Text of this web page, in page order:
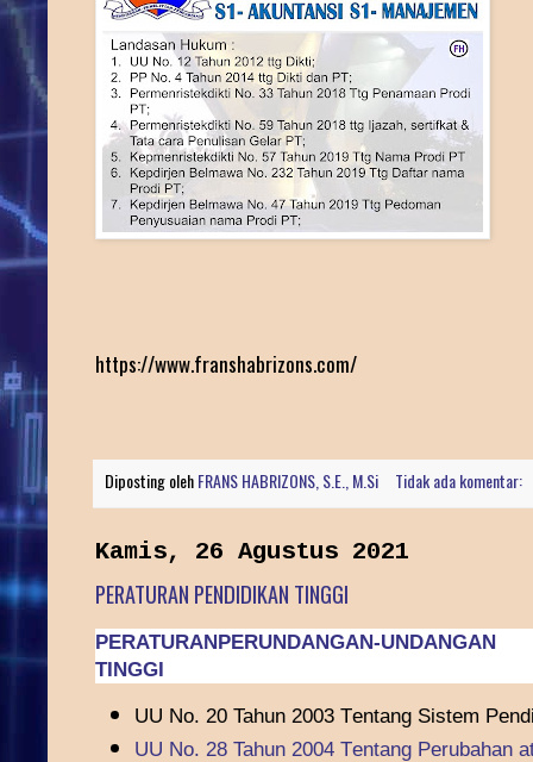
https://www.franshabrizons.com/
Diposting olehFRANS HABRIZONS, S.E., M.Si Tidak ada komentar:
Kamis, 26 Agustus 2021
PERATURAN PENDIDIKAN TINGGI
PERATURANPERUNDANGAN-
TINGGI
UU No. 20 Tahun 2003 Tentang Sistem
UU No. 28 Tahun 2004 Tentang Perubahan